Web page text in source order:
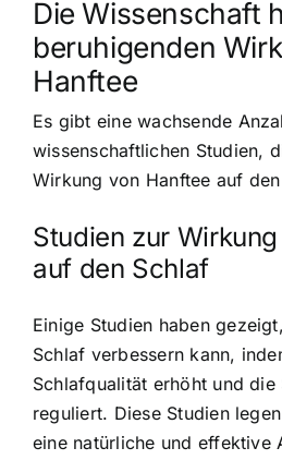
Die Wissenschaft
beruhigenden
Hanftee
Es gibt eine wachsende
wissenschaftlichen Studien,
Wirkung von Hanftee auf
Studien zur
auf den Schlaf
Einige Studien haben
Schlaf verbessern kann,
Schlafqualität erhöht und die
reguliert. Diese Studien
eine natürliche und effektive